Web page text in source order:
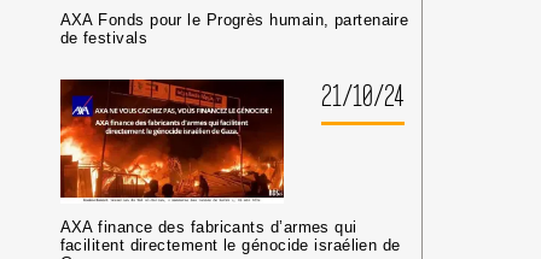
AXA Fonds pour le Progrès humain, partenaire
de festivals
21/10/24
AXA finance des fabricants d’armes qui
facilitent directement le génocide israélien de